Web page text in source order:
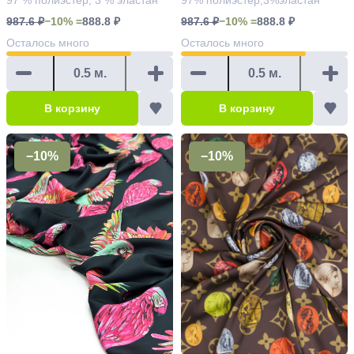
987.6 ₽−10% =888.8 ₽
Осталось много
В корзину
987.6 ₽−10% =888.8 ₽
Осталось много
В корзину
−10% −10%